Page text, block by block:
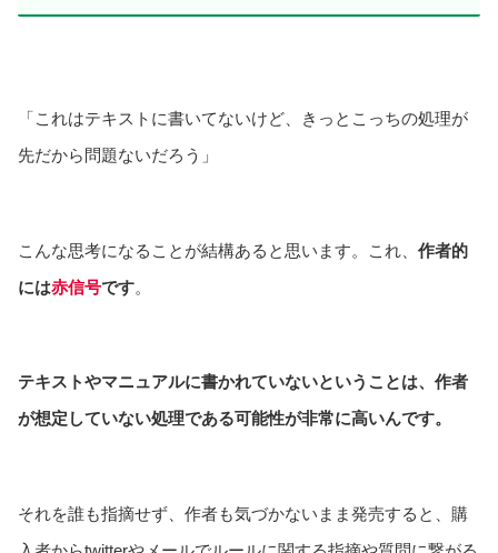
「これはテキストに書いてないけど、きっとこっちの処理が
先だから問題ないだろう」
こんな思考になることが結構あると思います。これ、 作者的
には赤信号です。
テキストやマニュアルに書かれていないということは、作者
が想定していない処理である可能性が非常に高いんです。
それを誰も指摘せず、作者も気づかないまま発売すると、購